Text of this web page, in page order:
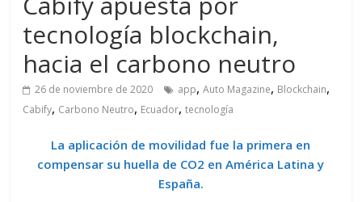
tecnología blockchain,
hacia el carbono neutro
26 de noviembre de 2020 app,Auto Magazine, Blockchain,
Cabify, Carbono Neutro, Ecuador,tecnología
La aplicación de movilidad fue la primera en
compensar su huella de CO2 en América Latina y
España.